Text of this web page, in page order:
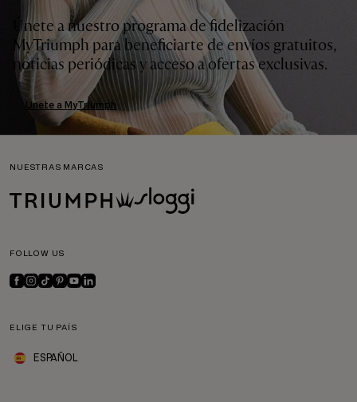
Únete a nuestro programa de fidelización
MyTriumph para beneficiarte de envíos gratuitos,
noticias periódicas y acceso a ofertas exclusivas.
Únete a MyTriumph
NUESTRAS MARCAS
FOLLOW US
ELIGE TU PAÍS
ESPAÑOL